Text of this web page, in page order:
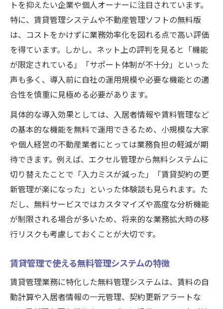
トを抑えたい企業や個人オーナーに注目されています。
特に、賃貸管理システムや不動産管理ソフトの無料版
は、コストをかけずに業務効率化を図れる点で高い評価
を得ています。しかし、ネット上の評判を見ると「機能
が限定されている」「サポート体制が不十分」といった
声も多く、導入前に自社の運用規模や必要な機能との適
合性を慎重に見極める必要があります。
具体的な導入効果としては、入居者情報や賃料管理など
の基本的な機能を無料で運用できるため、小規模な大家
や個人経営の不動産業者にとっては業務負担の軽減が期
待できます。例えば、エクセル管理から無料システムに
切り替えたことで「入力ミスが減った」「賃貸契約の更
新管理が楽になった」といった体験談も見られます。た
だし、無料サービスではカスタマイズや高度な分析機能
が制限される場合が多いため、将来的な業務拡大時の移
行リスクも考慮しておくことが大切です。
賃貸管理で使える無料管理システムの特徴
賃貸管理業務に特化した無料管理システムは、賃料の自
動計算や入居者情報の一元管理、契約更新アラートな